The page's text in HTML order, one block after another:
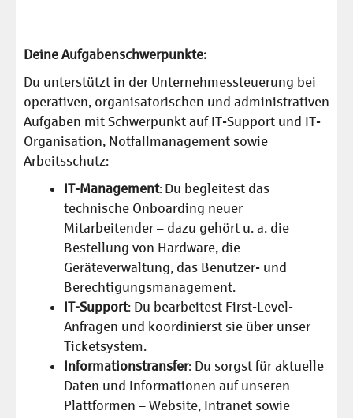
Deine Aufgabenschwerpunkte:
Du unterstützt in der Unternehmessteuerung bei
operativen, organisatorischen und administrativen
Aufgaben mit Schwerpunkt auf IT-Support und IT-
Organisation, Notfallmanagement sowie
Arbeitsschutz:
IT-Management: Du begleitest das
technische Onboarding neuer
Mitarbeitender – dazu gehört u. a. die
Bestellung von Hardware, die
Geräteverwaltung, das Benutzer- und
Berechtigungsmanagement.
IT-Support: Du bearbeitest First-Level-
Anfragen und koordinierst sie über unser
Ticketsystem.
Informationstransfer: Du sorgst für aktuelle
Daten und Informationen auf unseren
Plattformen – Website, Intranet sowie